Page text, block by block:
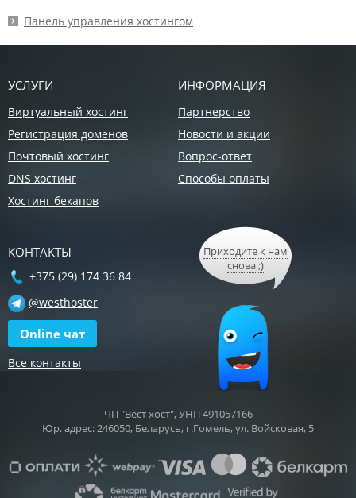
Панель управления хостингом
УСЛУГИ
Виртуальный хостинг
Регистрация доменов
Почтовый хостинг
DNS хостинг
Хостинг бекапов
ИНФОРМАЦИЯ
Партнерство
Новости и акции
Вопрос-ответ
Способы оплаты
КОНТАКТЫ
+375 (29) 174 36 84
@westhoster
Online чат
Все контакты
Приходите к нам
снова ;)
ЧП "Вест хост", УНП 491057166
Юр. адрес: 246050, Беларусь, г.Гомель, ул. Войсковая, 5